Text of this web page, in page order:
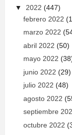
▼ 2022 (447)
febrero 2022
marzo 2022
abril 2022 (50)
mayo 2022
junio 2022 (29)
julio 2022 (48)
agosto 2022
septiembre
octubre 2022